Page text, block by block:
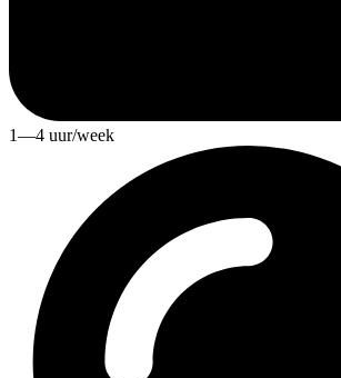
1—4 uur/week